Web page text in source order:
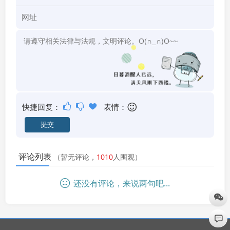
快捷回复： 表情：
评论列表 （暂无评论， 1010人围观）
还没有评论，来说两句吧...